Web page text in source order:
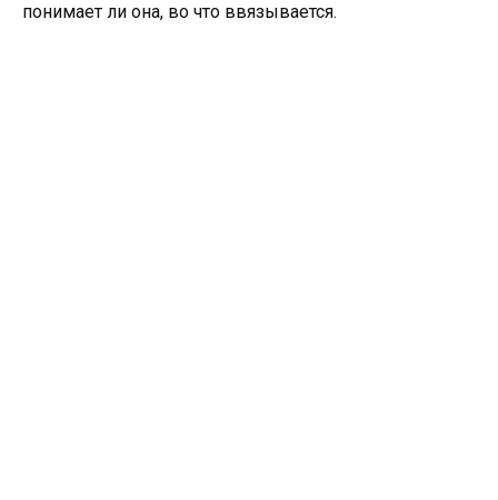
понимает ли она, во что ввязывается.